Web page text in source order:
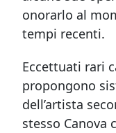
onorarlo al
tempi recenti.
Eccettuati rari
propongono
dell’artista
stesso